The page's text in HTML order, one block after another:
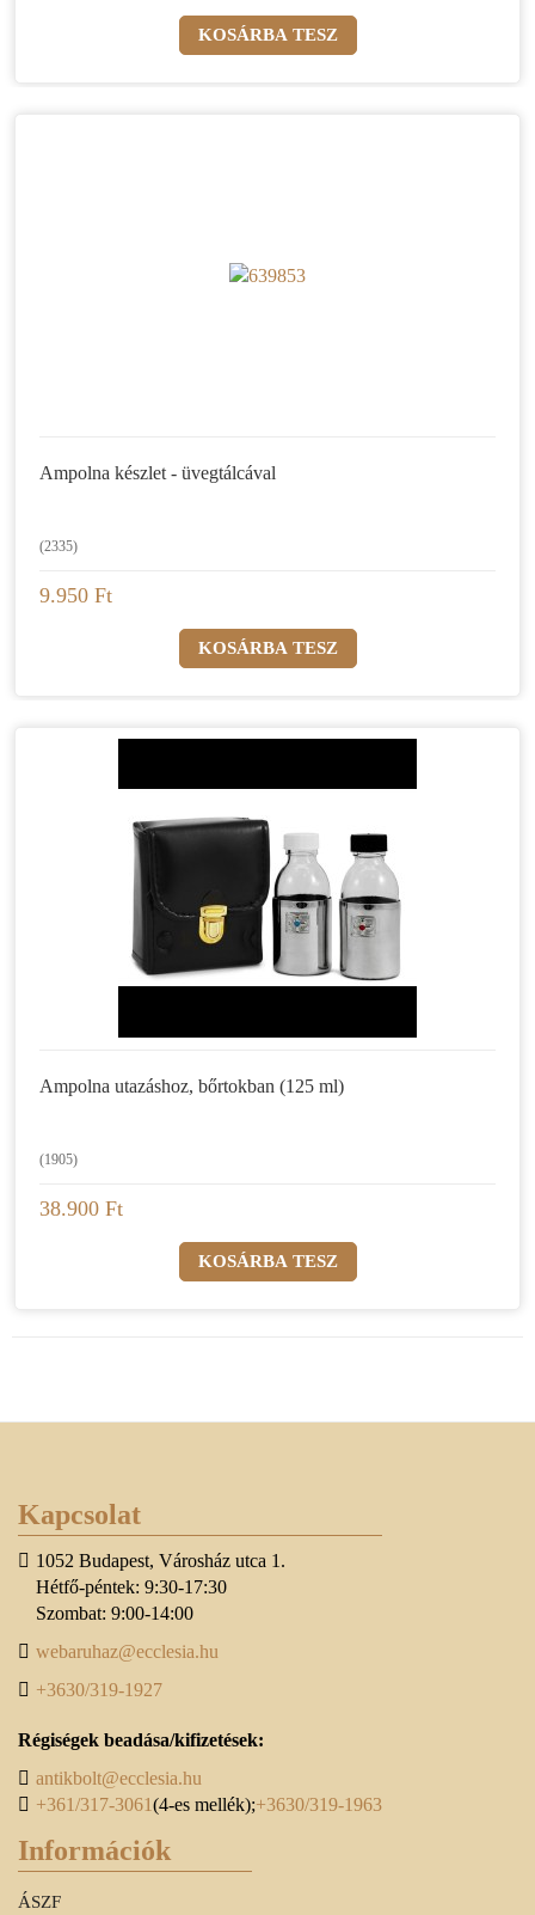
Ampolna készlet - üvegtálcával
(2335)
9.950 Ft
Ampolna utazáshoz, bőrtokban (125 ml)
(1905)
38.900 Ft
Kapcsolat
1052 Budapest, Városház utca 1.
Hétfő-péntek: 9:30-17:30
Szombat: 9:00-14:00
webaruhaz@ecclesia.hu
+3630/319-1927
Régiségek beadása/kifizetések:
antikbolt@ecclesia.hu
+361/317-3061(4-es mellék);+3630/319-1963
Információk
ÁSZF